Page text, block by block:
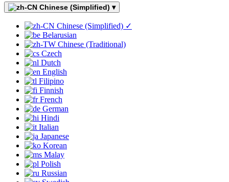
Chinese (Simplified) ▾
Chinese (Simplified) ✓
Belarusian
Chinese (Traditional)
Czech
Dutch
English
Filipino
Finnish
French
German
Hindi
Italian
Japanese
Korean
Malay
Polish
Russian